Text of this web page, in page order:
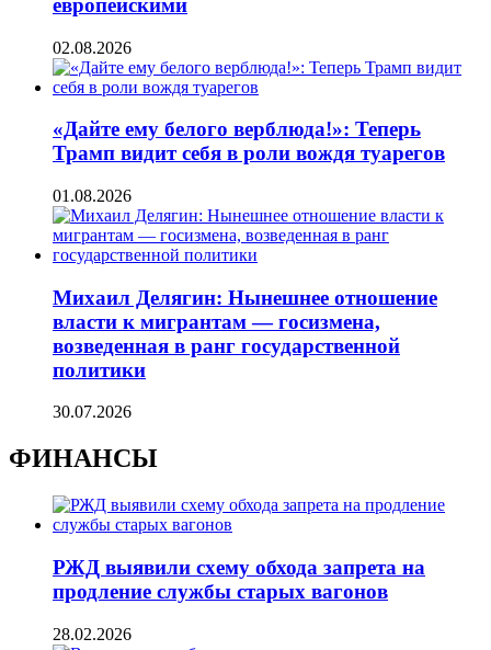
европейскими
02.08.2026
«Дайте ему белого верблюда!»: Теперь
Трамп видит себя в роли вождя туарегов
01.08.2026
Михаил Делягин: Нынешнее отношение
власти к мигрантам — госизмена,
возведенная в ранг государственной
политики
30.07.2026
ФИНАНСЫ
РЖД выявили схему обхода запрета на
продление службы старых вагонов
28.02.2026